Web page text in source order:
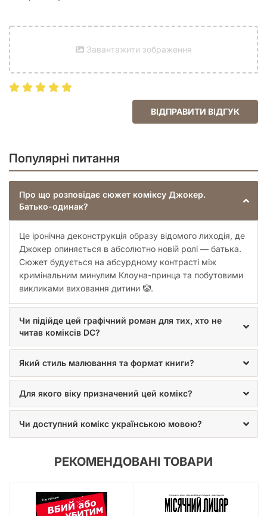
Зануртеся в світ, де безумство стає частиною сімейного
побуту, а найнебезпечніший злочинник міста намагається
розібратися в ролі батька.
подорож у глибини божевілля, де сміх є єдиною відповіддю
на всі життєві труднощі.
Завантажити зображення
ВІДПРАВИТИ ВІДГУК
Популярні питання
Про що розповідає сюжет коміксу Джокер.
Батько-одинак?
Це іронічна деконструкція образу відомого лиходія, де
Джокер опиняється в абсолютно новій ролі — батька.
Сюжет будується на абсурдному контрасті між
кримінальним минулим Клоуна-принца та побутовими
викликами виховання дитини 🤡.
Чи підійде цей графічний роман для тих, хто не
читав коміксів DC?
Який стиль малювання та формат книги?
Для якого віку призначений цей комікс?
Чи доступний комікс українською мовою?
РЕКОМЕНДОВАНІ ТОВАРИ